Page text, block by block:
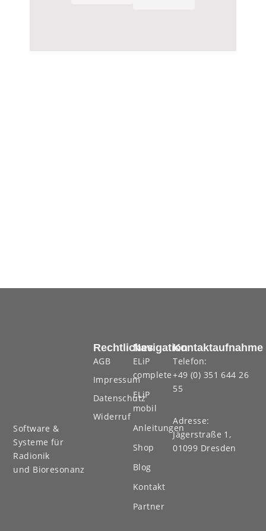
Software &
Systeme für
Radionik
und Bioresonanz
Navigation
ELiP
complete
ELiP
mobil
Anleitungen
Shop
Blog
Kontakt
Partner
Rechtliches
AGB
Impressum
Datenschutz
Widerruf
Kontaktaufnahme
Telefon:
+49 (0) 351 644 26
55
Adresse:
Jägerstraße 1,
01099 Dresden